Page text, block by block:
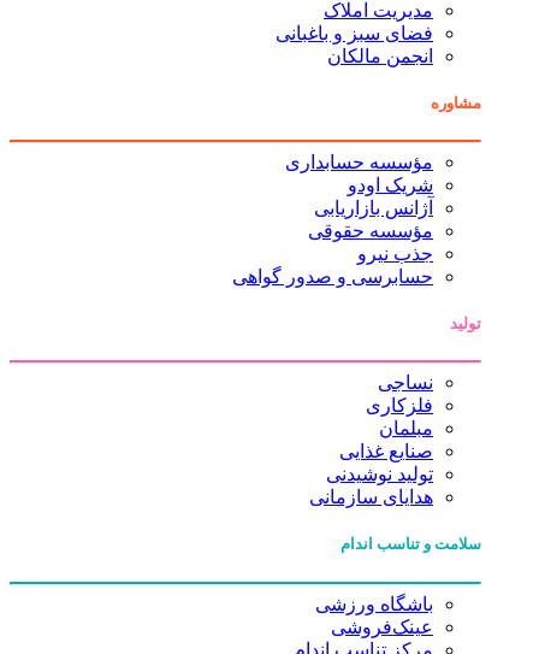
مدیریت املاک
فضای سبز و باغبانی
انجمن مالکان
مشاوره
مؤسسه حسابداری
شریک اودو
آژانس بازاریابی
مؤسسه حقوقی
جذب نیرو
حسابرسی و صدور گواهی
تولید
نساجی
فلزکاری
مبلمان
صنایع غذایی
تولید نوشیدنی
هدایای سازمانی
سلامت و تناسب اندام
باشگاه ورزشی
عینک‌فروشی
مرکز تناسب اندام